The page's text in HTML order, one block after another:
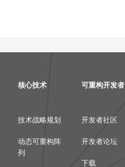
核心技术
技术战略规划
动态可重构阵
列
可重构开发者
开发者社区
开发者论坛
下载